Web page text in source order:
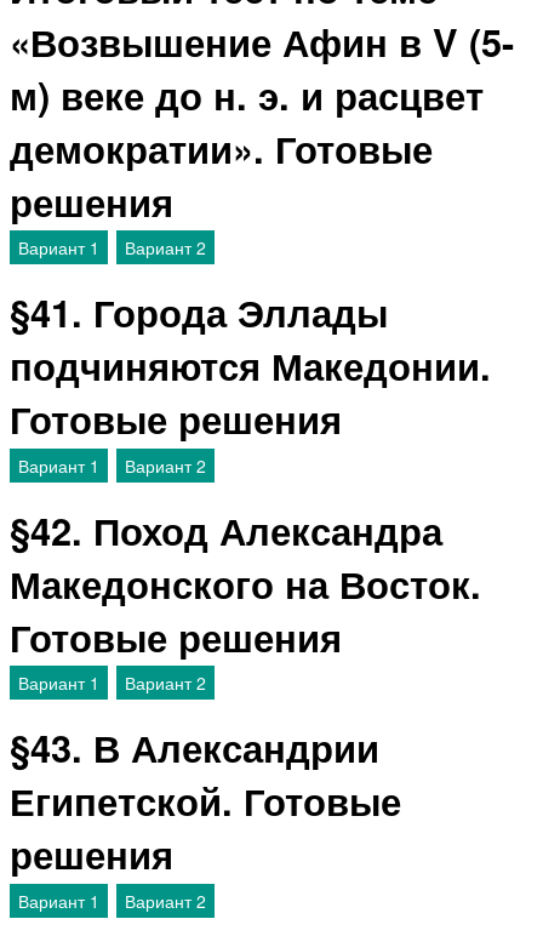
«Возвышение Афин в V (5-
м) веке до н. э. и расцвет
демократии». Готовые
решения
Вариант 1 Вариант 2
§41. Города Эллады
подчиняются Македонии.
Готовые решения
Вариант 1 Вариант 2
§42. Поход Александра
Македонского на Восток.
Готовые решения
Вариант 1 Вариант 2
§43. В Александрии
Египетской. Готовые
решения
Вариант 1 Вариант 2